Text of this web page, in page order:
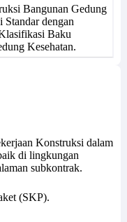
Bangunan Gedung
dengan
Baku
Kesehatan.
Konstruksi dalam
di lingkungan
subkontrak.
(SKP).